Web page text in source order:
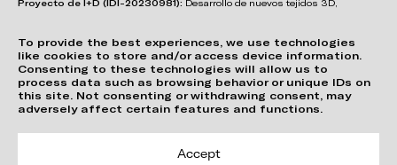
To provide the best experiences, we use technologies
like cookies to store and/or access device information.
Consenting to these technologies will allow us to
process data such as browsing behavior or unique IDs on
this site. Not consenting or withdrawing consent, may
adversely affect certain features and functions.
Accept
Proyecto de I+D (IDI-20230981): Desarrollo de nuevos tejidos 3D,